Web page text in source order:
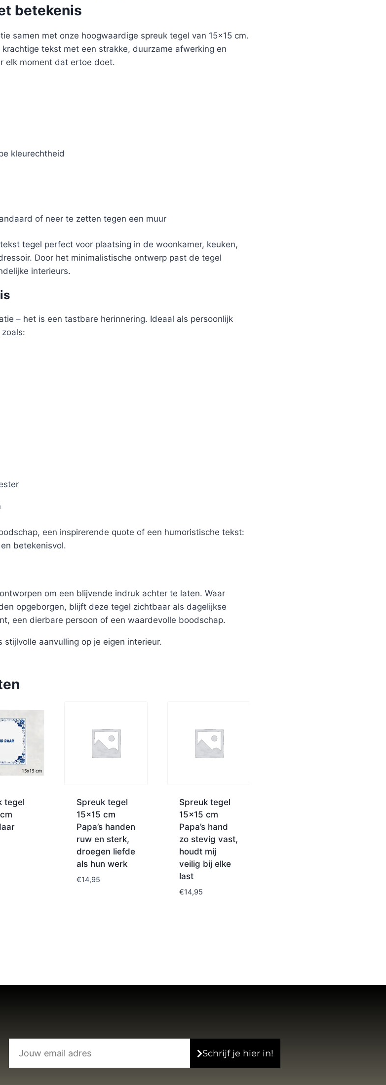
betekenis
samen met onze hoogwaardige spreuk tegel van 15×15 cm.
tekst met een strakke, duurzame afwerking en
elk moment dat ertoe doet.
kleurechtheid
of neer te zetten tegen een muur
tegel perfect voor plaatsing in de woonkamer, keuken,
Door het minimalistische ontwerp past de tegel
interieurs.
– het is een tastbare herinnering. Ideaal als persoonlijk
een inspirerende quote of een humoristische tekst:
betekenisvol.
om een blijvende indruk achter te laten. Waar
opgeborgen, blijft deze tegel zichtbaar als dagelijkse
een dierbare persoon of een waardevolle boodschap.
aanvulling op je eigen interieur.
tegel
Spreuk tegel
15×15 cm
Papa’s handen
ruw en sterk,
droegen liefde
als hun werk
€14,95
Spreuk tegel
15×15 cm
Papa’s hand
zo stevig vast,
houdt mij
veilig bij elke
last
€14,95
Schrijf je hier in!